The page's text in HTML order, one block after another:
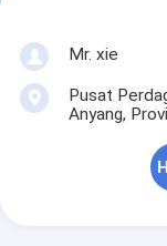
Mr. xie
Pusat
Anyang,